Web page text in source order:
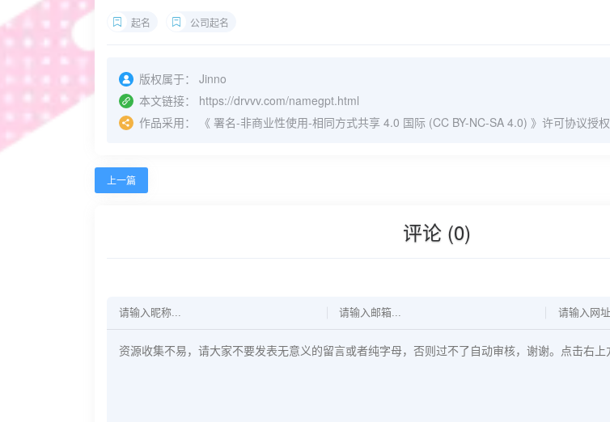
起名 公司起名
版权属于：
Jinno
本文链接：
https://drvvv.com/namegpt.html
作品采用：
《 署名-非商业性使用-相同方式共享 4.0 国际 (CC BY-NC-SA 4.0) 》许可协议授权
上一篇
评论 (0)